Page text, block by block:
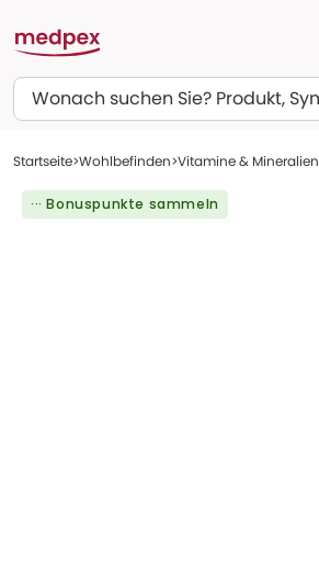
Suchen
Startseite Wohlbefinden Vitamine & Mineralien
··· Bonuspunkte sammeln